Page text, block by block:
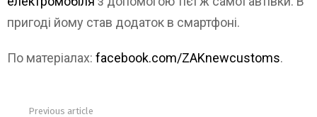
пригоді йому став додаток в смартфоні.
По матеріалах: facebook.com/ZAKnewcustoms.
Previous article